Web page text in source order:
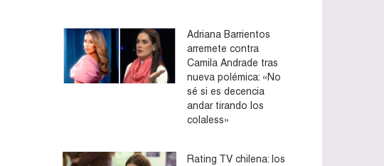
Adriana Barrientos
arremete contra
Camila Andrade tras
nueva polémica: «No
sé si es decencia
andar tirando los
colaless»
Rating TV chilena: los